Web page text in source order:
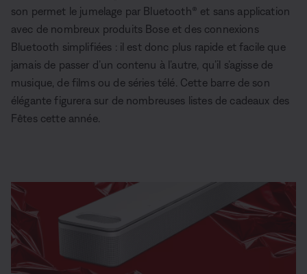
son permet le jumelage par Bluetooth® et sans application
avec de nombreux produits Bose et des connexions
Bluetooth simplifiées : il est donc plus rapide et facile que
jamais de passer d’un contenu à l’autre, qu’il s’agisse de
musique, de films ou de séries télé. Cette barre de son
élégante figurera sur de nombreuses listes de cadeaux des
Fêtes cette année.